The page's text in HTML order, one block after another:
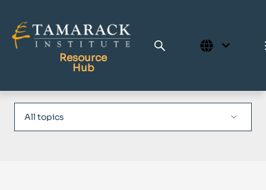
Resource
Hub
Publications